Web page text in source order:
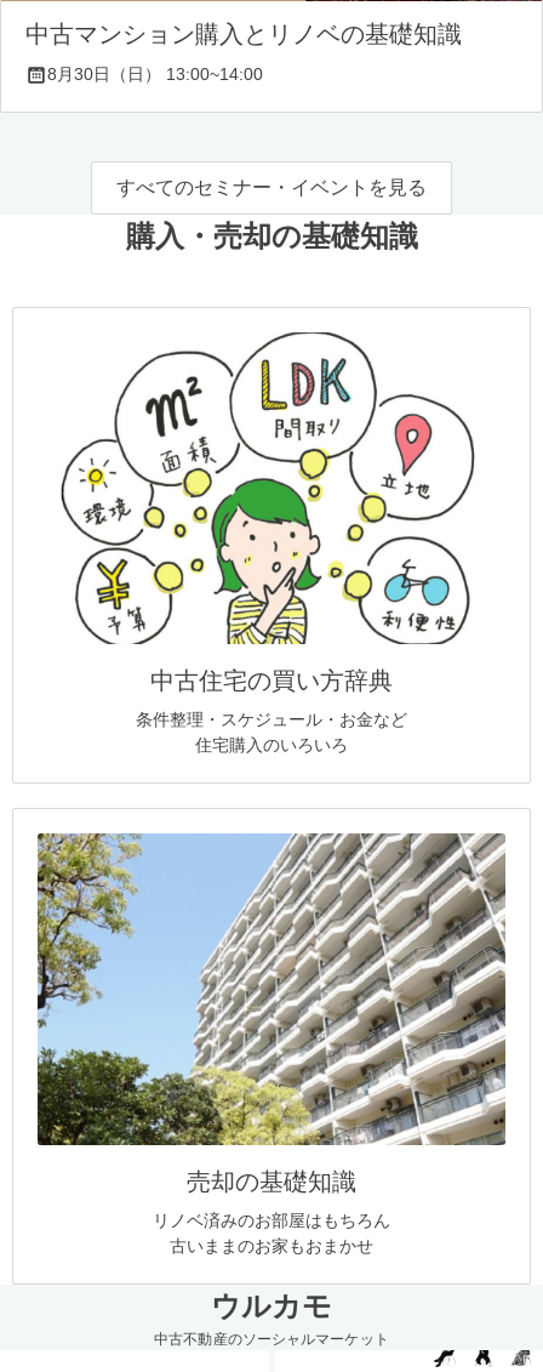
中古マンション購入とリノベの基礎知識
8月30日（日） 13:00~14:00
すべてのセミナー・イベントを見る
購入・売却の基礎知識
中古住宅の買い方辞典
条件整理・スケジュール・お金など
住宅購入のいろいろ
売却の基礎知識
リノベ済みのお部屋はもちろん
古いままのお家もおまかせ
ウルカモ
中古不動産のソーシャルマーケット